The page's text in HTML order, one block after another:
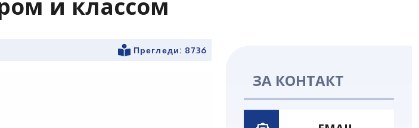
и классом
Прегледи: 8736
ЗА КОНТАКТ